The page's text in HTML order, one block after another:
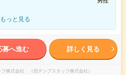
もっと見る
募へ進む 詳しく見る
株式会社 （旧テンプスタッフ株式会社）